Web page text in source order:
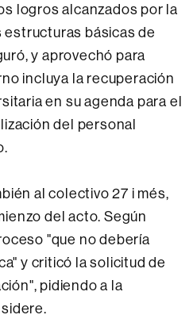
logros alcanzados por la
estructuras básicas de
y aprovechó para
incluya la recuperación
en su agenda para el
del personal
al colectivo 27 i més,
del acto. Según
"que no debería
y criticó la solicitud de
pidiendo a la